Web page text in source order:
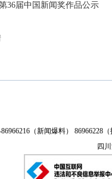
36届中国新闻奖作品公示
（新闻爆料） 86966228
四